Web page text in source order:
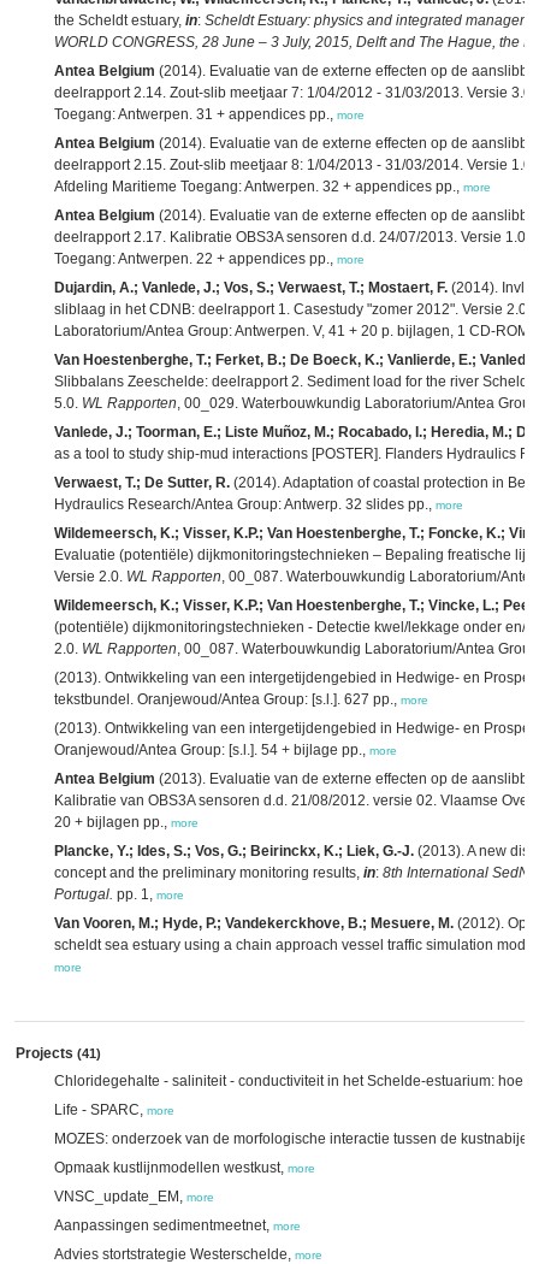
the Scheldt estuary, in: Scheldt Estuary: physics and integrated
WORLD CONGRESS, 28 June – 3 July, 2015, Delft and The Hague, the
Antea Belgium (2014). Evaluatie van de externe effecten op de
deelrapport 2.14. Zout-slib meetjaar 7: 1/04/2012 - 31/03/2013. Versie
Toegang: Antwerpen. 31 + appendices pp., more
Antea Belgium (2014). Evaluatie van de externe effecten op de
deelrapport 2.15. Zout-slib meetjaar 8: 1/04/2013 - 31/03/2014. Versie
Afdeling Maritieme Toegang: Antwerpen. 32 + appendices pp., more
Antea Belgium (2014). Evaluatie van de externe effecten op de
deelrapport 2.17. Kalibratie OBS3A sensoren d.d. 24/07/2013. Versie 1.0.
Toegang: Antwerpen. 22 + appendices pp., more
Dujardin, A.; Vanlede, J.; Vos, S.; Verwaest, T.; Mostaert, F. (2014).
sliblaag in het CDNB: deelrapport 1. Casestudy "zomer 2012". Versie 2.0.
Laboratorium/Antea Group: Antwerpen. V, 41 + 20 p. bijlagen, 1 CD-ROM
Van Hoestenberghe, T.; Ferket, B.; De Boeck, K.; Vanlierde, E.;
Slibbalans Zeeschelde: deelrapport 2. Sediment load for the river
5.0. WL Rapporten, 00_029. Waterbouwkundig Laboratorium/Antea
Vanlede, J.; Toorman, E.; Liste Muñoz, M.; Rocabado, I.; Heredia, M.;
as a tool to study ship-mud interactions [POSTER]. Flanders Hydraulics
Verwaest, T.; De Sutter, R. (2014). Adaptation of coastal protection in
Hydraulics Research/Antea Group: Antwerp. 32 slides pp., more
Wildemeersch, K.; Visser, K.P.; Van Hoestenberghe, T.; Foncke, K.;
Evaluatie (potentiële) dijkmonitoringstechnieken – Bepaling freatische
Versie 2.0. WL Rapporten, 00_087. Waterbouwkundig Laboratorium/
Wildemeersch, K.; Visser, K.P.; Van Hoestenberghe, T.; Vincke, L.;
(potentiële) dijkmonitoringstechnieken - Detectie kwel/lekkage onder en/
2.0. WL Rapporten, 00_087. Waterbouwkundig Laboratorium/Antea
(2013). Ontwikkeling van een intergetijdengebied in Hedwige- en
tekstbundel. Oranjewoud/Antea Group: [s.l.]. 627 pp., more
(2013). Ontwikkeling van een intergetijdengebied in Hedwige- en
Oranjewoud/Antea Group: [s.l.]. 54 + bijlage pp., more
Antea Belgium (2013). Evaluatie van de externe effecten op de
Kalibratie van OBS3A sensoren d.d. 21/08/2012. versie 02. Vlaamse
20 + bijlagen pp., more
Plancke, Y.; Ides, S.; Vos, G.; Beirinckx, K.; Liek, G.-J. (2013). A new
concept and the preliminary monitoring results, in: 8th International
Portugal. pp. 1, more
Van Vooren, M.; Hyde, P.; Vandekerckhove, B.; Mesuere, M. (2012).
scheldt sea estuary using a chain approach vessel traffic simulation
more
Projects (41)
Chloridegehalte - saliniteit - conductiviteit in het Schelde-estuarium: hoe
Life - SPARC, more
MOZES: onderzoek van de morfologische interactie tussen de
Opmaak kustlijnmodellen westkust, more
VNSC_update_EM, more
Aanpassingen sedimentmeetnet, more
Advies stortstrategie Westerschelde, more